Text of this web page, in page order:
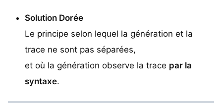
Solution Dorée
Le principe selon lequel la génération et la
trace ne sont pas séparées,
et où la génération observe la trace par la
syntaxe.